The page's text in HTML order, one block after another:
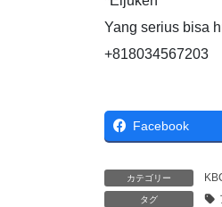
Yang serius bisa
+818034567203
Facebook
カテゴリー
タグ